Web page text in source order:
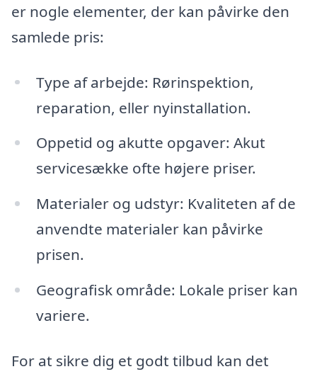
er nogle elementer, der kan påvirke den
samlede pris:
Type af arbejde: Rørinspektion,
reparation, eller nyinstallation.
Oppetid og akutte opgaver: Akut
servicesække ofte højere priser.
Materialer og udstyr: Kvaliteten af de
anvendte materialer kan påvirke
prisen.
Geografisk område: Lokale priser kan
variere.
For at sikre dig et godt tilbud kan det